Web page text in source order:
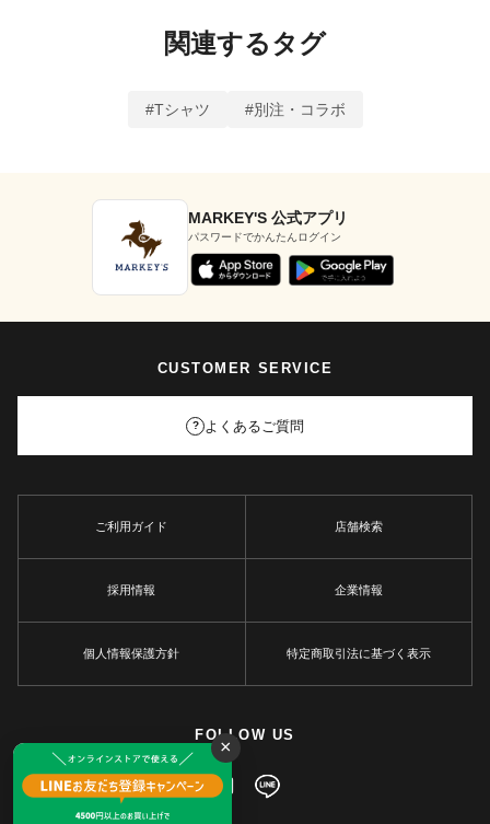
×
関連するタグ
#Tシャツ #別注・コラボ
MARKEY'S 公式アプリ
パスワードでかんたんログイン
CUSTOMER SERVICE
? よくあるご質問
ご利用ガイド 店舗検索
採用情報 企業情報
個人情報保護方針 特定商取引法に基づく表示
FOLLOW US